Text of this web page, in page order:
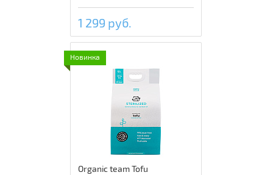
1 299 руб.
Новинка
Organic team Tofu